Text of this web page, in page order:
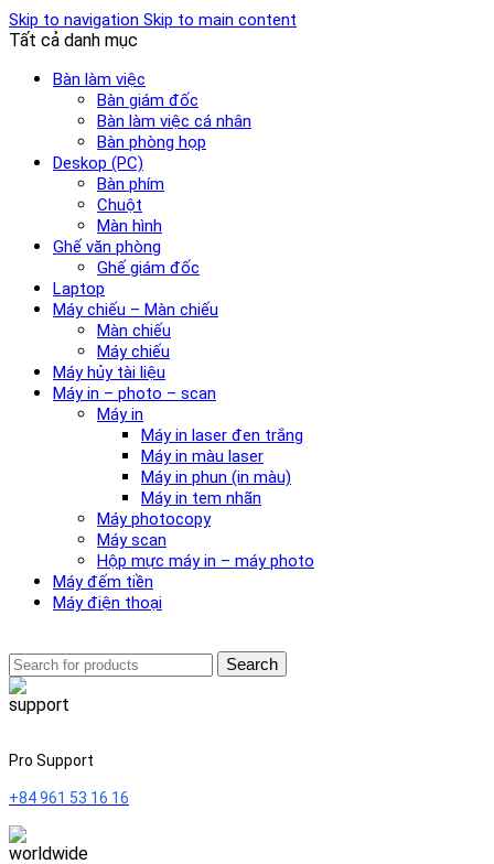
Skip to navigation Skip to main content
Tất cả danh mục
Bàn làm việc
Bàn giám đốc
Bàn làm việc cá nhân
Bàn phòng họp
Deskop (PC)
Bàn phím
Chuột
Màn hình
Ghế văn phòng
Ghế giám đốc
Laptop
Máy chiếu – Màn chiếu
Màn chiếu
Máy chiếu
Máy hủy tài liệu
Máy in – photo – scan
Máy in
Máy in laser đen trắng
Máy in màu laser
Máy in phun (in màu)
Máy in tem nhãn
Máy photocopy
Máy scan
Hộp mực máy in – máy photo
Máy đếm tiền
Máy điện thoại
Search
Pro Support
+84 961 53 16 16